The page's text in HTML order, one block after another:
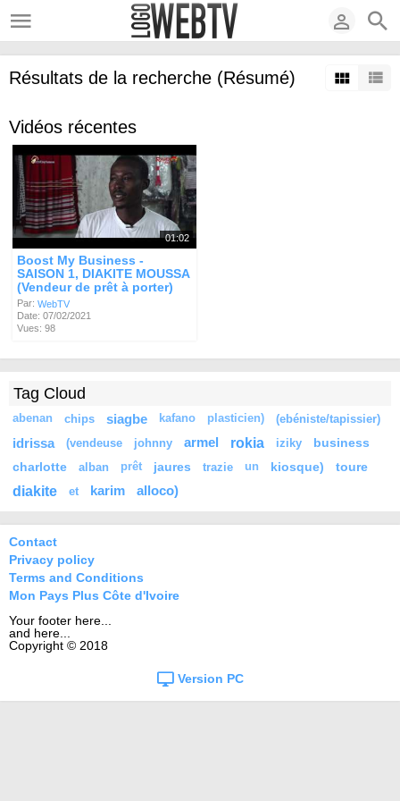
Résultats de la recherche (Résumé)
Vidéos récentes
01:02
Boost My Business -
SAISON 1, DIAKITE MOUSSA
(Vendeur de prêt à porter)
Par:WebTV
Date: 07/02/2021
Vues: 98
Tag Cloud
abenan chips siagbe kafano plasticien) (ebéniste/tapissier)
idrissa (vendeuse johnny armel rokia iziky
business
charlotte
alban prêt jaures trazie un kiosque) toure
diakite et karim alloco)
Contact
Privacy policy
Terms and Conditions
Mon Pays Plus Côte d'Ivoire
Your footer here...
and here...
Copyright © 2018
Version PC